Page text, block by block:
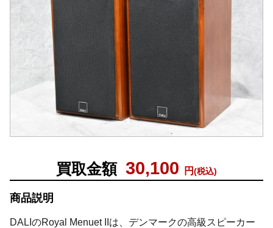
買取金額 30,100 円(税込)
商品説明
DALIのRoyal Menuet IIは、デンマークの高級スピーカー